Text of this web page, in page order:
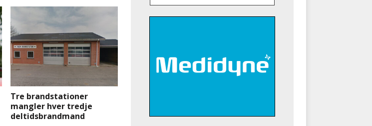
Tre brandstationer
mangler hver tredje
deltidsbrandmand